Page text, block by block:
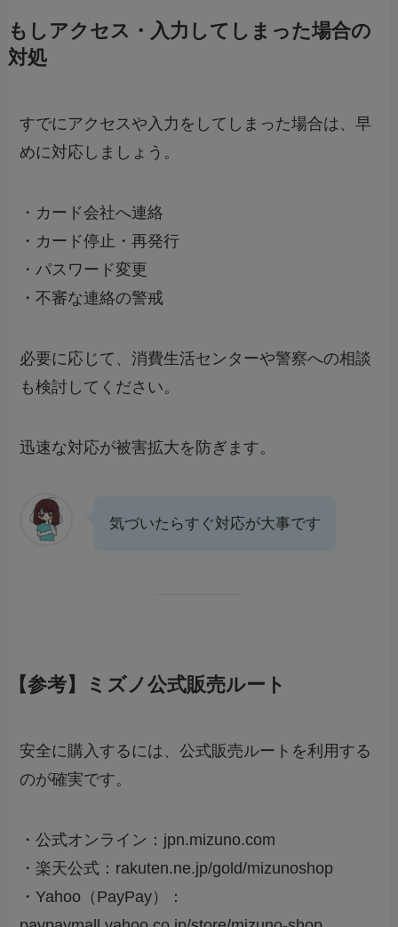
もしアクセス・入力してしまった場合の
対処
すでにアクセスや入力をしてしまった場合は、早
めに対応しましょう。
・カード会社へ連絡
・カード停止・再発行
・パスワード変更
・不審な連絡の警戒
必要に応じて、消費生活センターや警察への相談
も検討してください。
迅速な対応が被害拡大を防ぎます。
気づいたらすぐ対応が大事です
【参考】ミズノ公式販売ルート
安全に購入するには、公式販売ルートを利用する
のが確実です。
・公式オンライン：jpn.mizuno.com
・楽天公式：rakuten.ne.jp/gold/mizunoshop
・Yahoo（PayPay）：